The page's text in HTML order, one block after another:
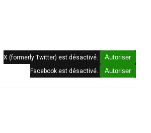
X (formerly Twitter) est désactivé. Autoriser
Facebook est désactivé. Autoriser